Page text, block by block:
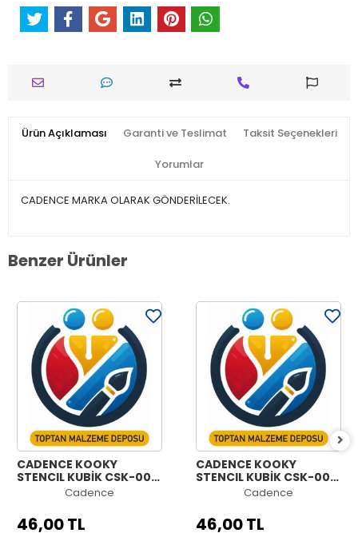
Ürün Açıklaması Garanti ve Teslimat Taksit Seçenekleri
Yorumlar
CADENCE MARKA OLARAK GÖNDERİLECEK.
Benzer Ürünler
CADENCE KOOKY
STENCIL KUBİK CSK-008
25X25CMCadence
46,00 TL
CADENCE KOOKY
STENCIL KUBİK CSK-007
25X25CMCadence
46,00 TL